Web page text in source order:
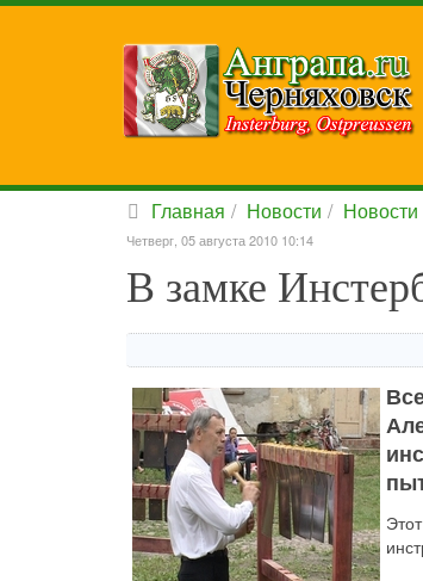
Главная Новости
Четверг, 05 августа 2010 10:14
В замке